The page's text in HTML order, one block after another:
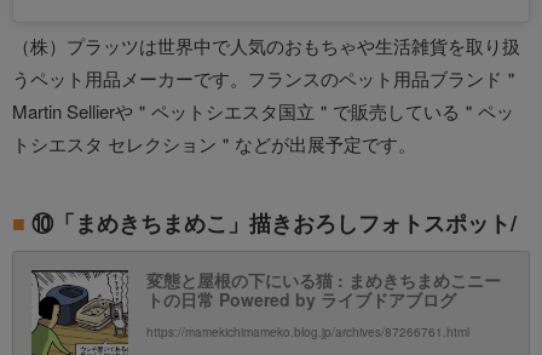
（株）プラッツは世界中で人気のおもちゃや生活雑貨を取り扱
うペット用品メーカーです。フランスのペット用品ブランド＂
Martin Sellierや＂ペットシエスタ国立＂で販売している＂ペッ
トシエスタ セレクション＂などが出展予定です。
⑩「まめきちまめこ」描きおろしフォトスポット/
変態と屋根の下にいる猫 : まめきちまめこニー
トの日常 Powered by ライブドアブログ
https://mamekichimameko.blog.jp/archives/87266761.html